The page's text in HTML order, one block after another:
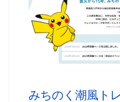
みちのく潮風ト